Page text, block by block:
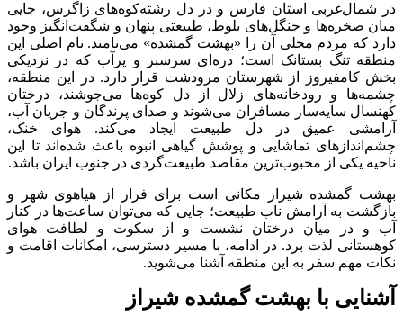
در شمال‌غربی استان فارس و در دل رشته‌کوه‌های زاگرس، جایی
میان صخره‌ها و جنگل‌های بلوط، طبیعتی پنهان و شگفت‌انگیز وجود
دارد که مردم محلی آن را «بهشت گمشده» می‌نامند. نام اصلی این
منطقه تنگ بستانک است؛ دره‌ای سرسبز و پرآب که در نزدیکی
بخش کامفیروز از شهرستان مرودشت قرار دارد. در این منطقه،
چشمه‌ها و رودخانه‌های زلال از دل کوه‌ها می‌جوشند، درختان
کهنسال سایه‌سار مسافران می‌شوند و صدای پرندگان و جریان آب،
آرامشی عمیق در دل طبیعت ایجاد می‌کند. هوای خنک،
چشم‌اندازهای تماشایی و پوشش گیاهی انبوه باعث شده‌اند تا این
ناحیه یکی از محبوب‌ترین مقاصد طبیعت‌گردی در جنوب ایران باشد.
بهشت گمشده شیراز مکانی است برای فرار از هیاهوی شهر و
بازگشت به آرامش ناب طبیعت؛ جایی که می‌توان ساعت‌ها در کنار
آب و در میان درختان نشست و از سکوت و لطافت هوای
کوهستانی لذت برد. در ادامه، با مسیر دسترسی، امکانات اقامت و
نکات مهم سفر به این منطقه آشنا می‌شوید.
آشنایی با بهشت گمشده شیراز